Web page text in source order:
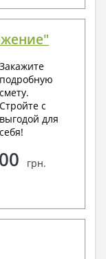
Закажите
подробную
смету.
Стройте с
выгодой для
себя!
грн.